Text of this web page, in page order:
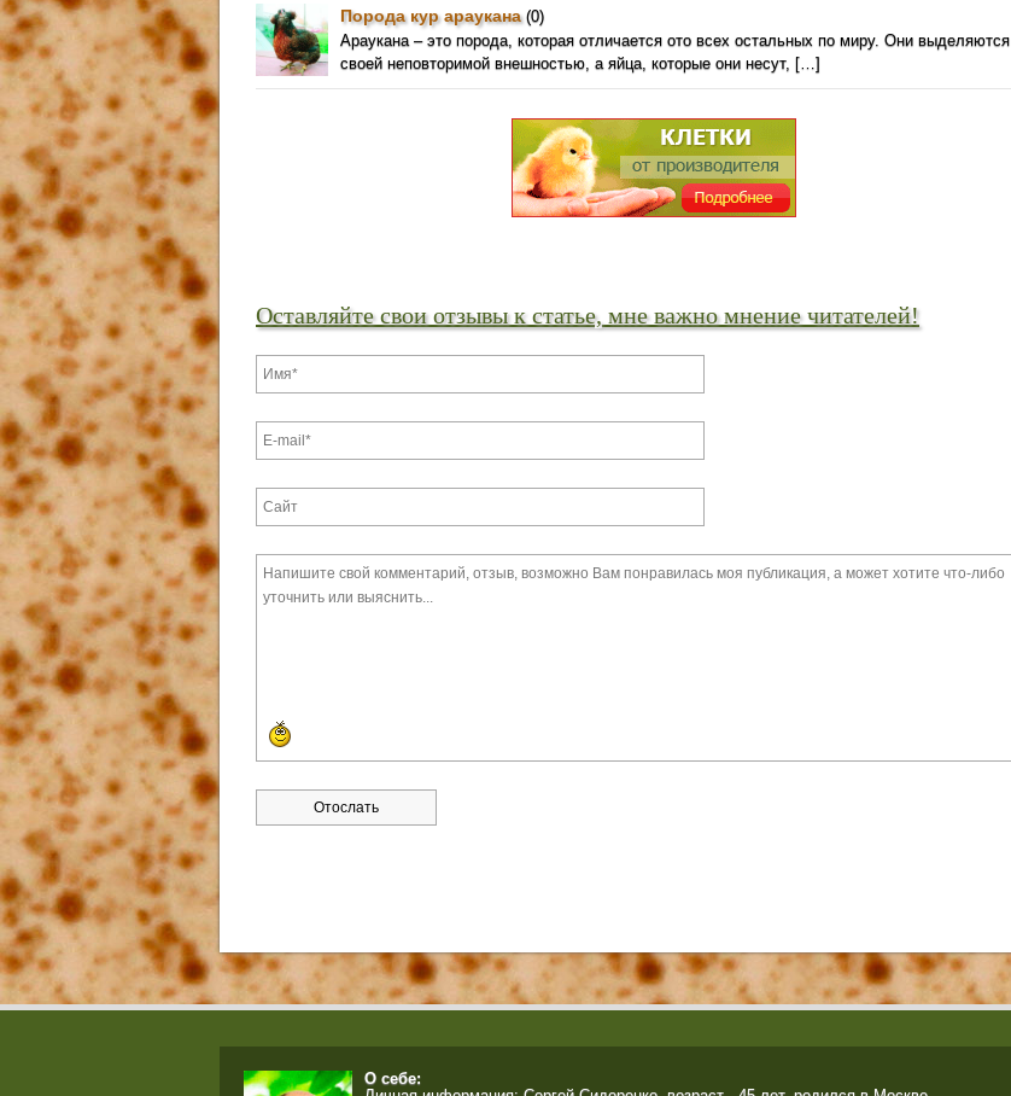
Порода кур араукана(0)
Араукана – это порода, которая отличается ото всех остальных по миру. Они выделяются
своей неповторимой внешностью, а яйца, которые они несут, […]
Оставляйте свои отзывы к статье, мне важно мнение читателей!
О себе: